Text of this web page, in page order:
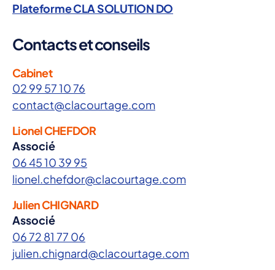
Plateforme CLA SOLUTION DO
Contacts et conseils
Cabinet
02 99 57 10 76
contact@clacourtage.com
Lionel CHEFDOR
Associé
06 45 10 39 95
lionel.chefdor@clacourtage.com
Julien CHIGNARD
Associé
06 72 81 77 06
julien.chignard@clacourtage.com